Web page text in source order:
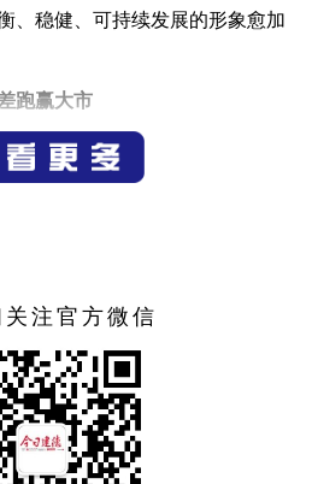
、稳健、可持续发展的形象愈加
跑赢大市
缓......当一系列行业性趋势摆在各
稳健成为经常被提及的经营要
出现下降的大环境下，中信银行
比增长3.8%。净利润685.8亿元，
士认为，中信银行营收的正增
“含金量”。
利润和拨备覆盖率普遍“一增一
注官方微信